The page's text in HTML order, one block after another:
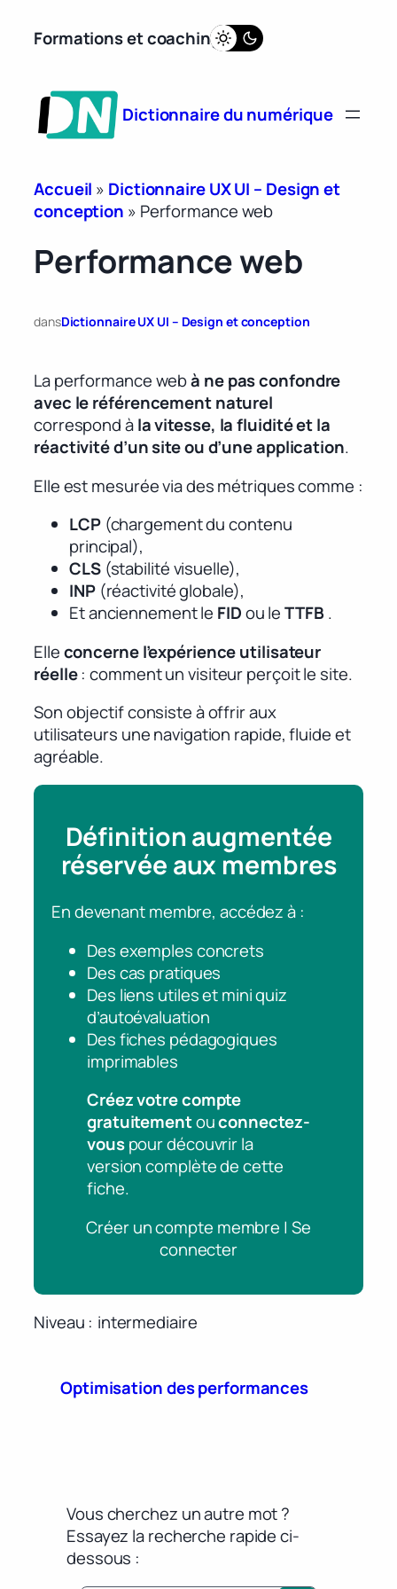
Formations et coaching
Dictionnaire du numérique
Accueil » Dictionnaire UX UI – Design et
conception » Performance web
Performance web
dansDictionnaire UX UI – Design et conception
La performance webà ne pas confondre
avec le référencement naturel
correspond àla vitesse, la fluidité et la
réactivité d’un site ou d’une application.
Elle est mesurée via des métriques comme :
LCP (chargement du contenu
principal),
CLS (stabilité visuelle),
INP (réactivité globale),
Et anciennement le FIDou leTTFB .
Elleconcerne l’expérience utilisateur
réelle: comment un visiteur perçoit le site.
Son objectif consiste à offrir aux
utilisateurs une navigation rapide, fluide et
agréable.
Définition augmentée
réservée aux membres
En devenant membre, accédez à :
Des exemples concrets
Des cas pratiques
Des liens utiles et mini quiz
d’autoévaluation
Des fiches pédagogiques
imprimables
Créez votre compte
gratuitementouconnectez-
vouspour découvrir la
version complète de cette
fiche.
Créer un compte membre | Se
connecter
Niveau intermediaire
Optimisation des performances
Vous cherchez un autre mot ?
Essayez la recherche rapide ci-
dessous :